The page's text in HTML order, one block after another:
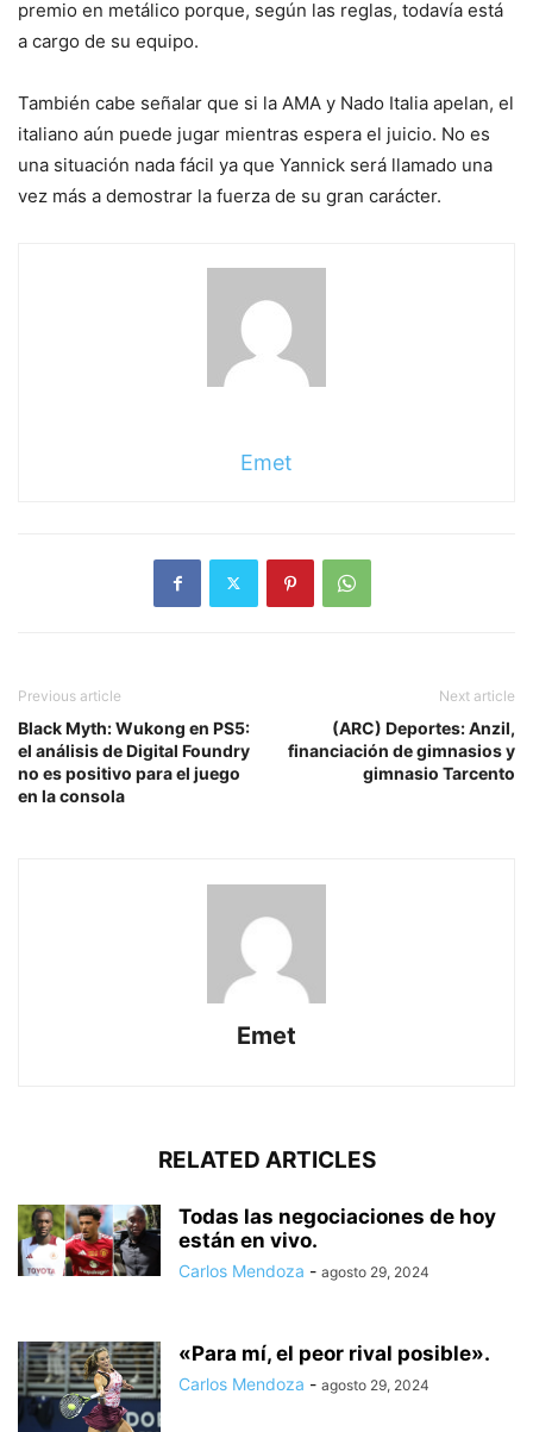
premio en metálico porque, según las reglas, todavía está
a cargo de su equipo.
También cabe señalar que si la AMA y Nado Italia apelan, el
italiano aún puede jugar mientras espera el juicio. No es
una situación nada fácil ya que Yannick será llamado una
vez más a demostrar la fuerza de su gran carácter.
Emet
Previous article
Black Myth: Wukong en PS5:
el análisis de Digital Foundry
no es positivo para el juego
en la consola
Next article
(ARC) Deportes: Anzil,
financiación de gimnasios y
gimnasio Tarcento
Emet
RELATED ARTICLES
Todas las negociaciones de hoy
están en vivo.
Carlos Mendoza - agosto 29, 2024
«Para mí, el peor rival posible».
Carlos Mendoza - agosto 29, 2024